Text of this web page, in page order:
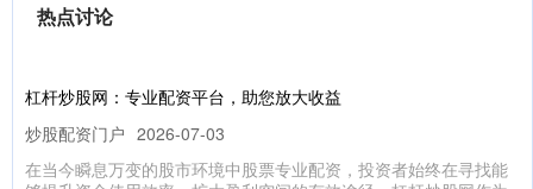
热点讨论
杠杆炒股网：专业配资平台，助您放大收益
炒股配资门户 2026-07-03
在当今瞬息万变的股市环境中股票专业配资，投资者始终在寻找能